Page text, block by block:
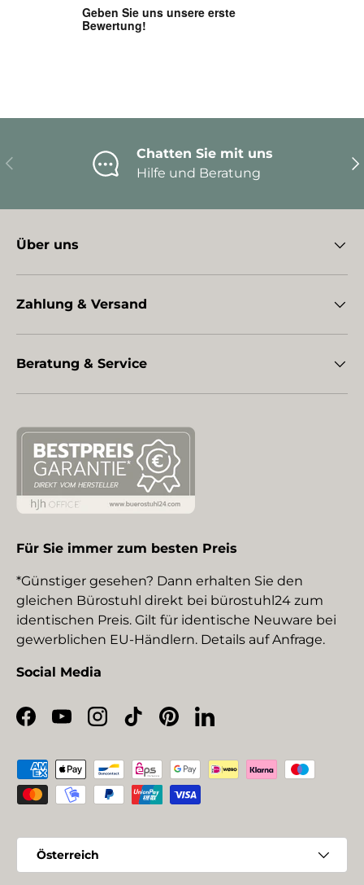
Vorherige
Chatten Sie mit uns
Hilfe und Beratung
Über uns
Zahlung & Versand
Beratung & Service
Für Sie immer zum besten Preis
*Günstiger gesehen? Dann erhalten Sie den
gleichen Bürostuhl direkt bei bürostuhl24 zum
identischen Preis. Gilt für identische Neuware bei
gewerblichen EU-Händlern. Details auf Anfrage.
Social Media
Facebook
YouTubeInstagram
TikTokPinterestLinkedIn
Zahlungsmethoden
Land/Region
Österreich